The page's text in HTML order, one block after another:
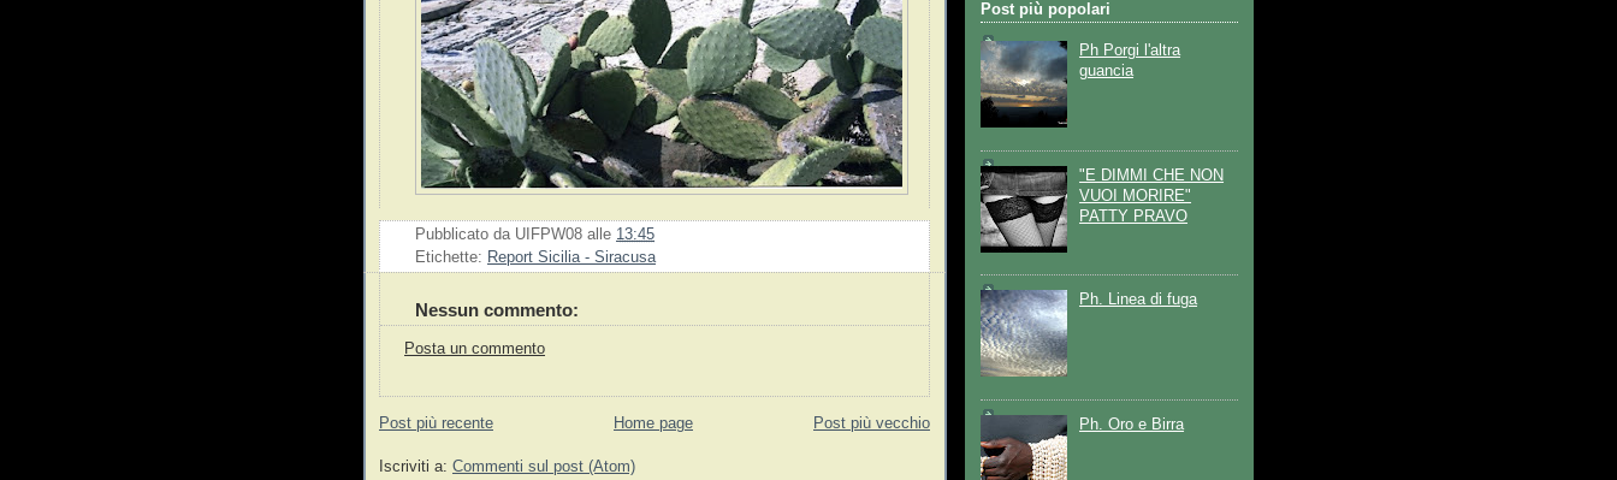
Pubblicato da UIFPW08 alle 13:45
Etichette: Report Sicilia - Siracusa
Nessun commento:
Posta un commento
Post più recente Post più vecchio
Home page
Iscriviti a: Commenti sul post (Atom)
Post più popolari
Ph Porgi l'altra
guancia
"E DIMMI CHE NON
VUOI MORIRE"
PATTY PRAVO
Ph. Linea di fuga
Ph. Oro e Birra